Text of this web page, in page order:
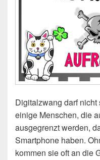
Digitalzwang darf
einige Menschen, die
ausgegrenzt werden,
Smartphone haben.
kommen sie oft an die